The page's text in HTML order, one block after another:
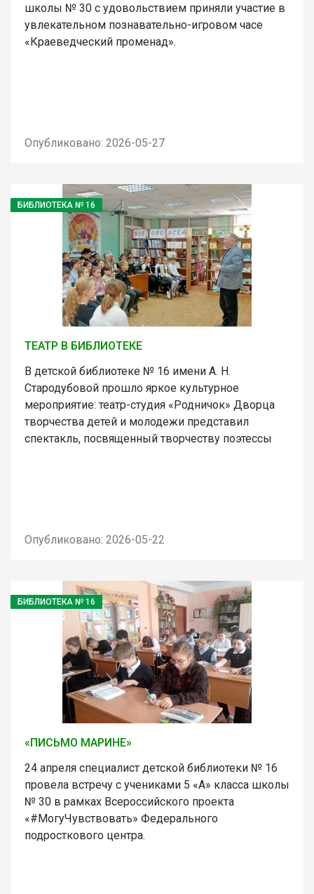
школы № 30 с удовольствием приняли участие в
увлекательном познавательно-игровом часе
«Краеведческий променад».
Опубликовано: 2026-05-27
БИБЛИОТЕКА № 16
ТЕАТР В БИБЛИОТЕКЕ
В детской библиотеке № 16 имени А. Н.
Стародубовой прошло яркое культурное
мероприятие: театр-студия «Родничок» Дворца
творчества детей и молодежи представил
спектакль, посвященный творчеству поэтессы
Опубликовано: 2026-05-22
БИБЛИОТЕКА № 16
«ПИСЬМО МАРИНЕ»
24 апреля специалист детской библиотеки № 16
провела встречу с учениками 5 «А» класса школы
№ 30 в рамках Всероссийского проекта
«#МогуЧувствовать» Федерального
подросткового центра.